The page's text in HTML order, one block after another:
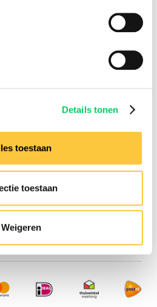
Details tonen
toestaan
toestaan
Weigeren